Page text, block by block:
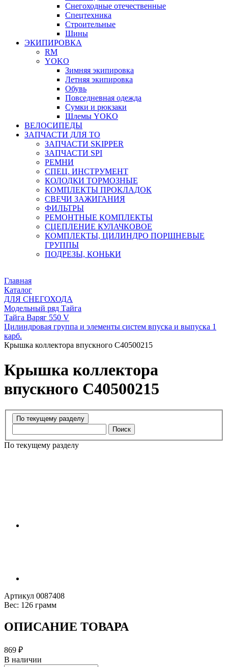
Снегоходные отечественные
Спецтехника
Строительные
Шины
ЭКИПИРОВКА
RM
YOKO
Зимняя экипировка
Летняя экипировка
Обувь
Повседневная одежда
Сумки и рюкзаки
Шлемы YOKO
ВЕЛОСИПЕДЫ
ЗАПЧАСТИ ДЛЯ ТО
ЗАПЧАСТИ SKIPPER
ЗАПЧАСТИ SPI
РЕМНИ
СПЕЦ. ИНСТРУМЕНТ
КОЛОДКИ ТОРМОЗНЫЕ
КОМПЛЕКТЫ ПРОКЛАДОК
СВЕЧИ ЗАЖИГАНИЯ
ФИЛЬТРЫ
РЕМОНТНЫЕ КОМПЛЕКТЫ
СЦЕПЛЕНИЕ КУЛАЧКОВОЕ
КОМПЛЕКТЫ, ЦИЛИНДРО ПОРШНЕВЫЕ
ГРУППЫ
ПОДРЕЗЫ, КОНЬКИ
Главная
Каталог
ДЛЯ СНЕГОХОДА
Модельный ряд Тайга
Тайга Варяг 550 V
Цилиндровая группа и элементы систем впуска и выпуска 1
карб.
Крышка коллектора впускного C40500215
Крышка коллектора
впускного C40500215
Поиск
По текущему разделу
Артикул 0087408
Вес: 126 грамм
ОПИСАНИЕ ТОВАРА
869 ₽
В наличии